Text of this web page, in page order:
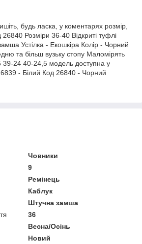
будь ласка, у коментарях розмір,
Розміри 36-40 Відкриті туфлі
Устілка - Екошкіра Колір - Чорний
та більш вузьку стопу Маломірять
24 40-24,5 модель доступна у
- Білий Код 26840 - Чорний
Човники
9
Ремінець
Каблук
Штучна замша
36
Весна/Осінь
Новий